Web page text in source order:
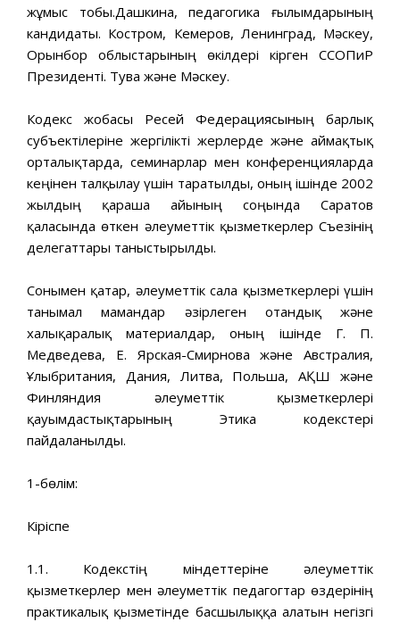
жұмыс тобы.Дашкина, педагогика ғылымдарының
кандидаты. Костром, Кемеров, Ленинград, Мәскеу,
Орынбор облыстарының өкілдері кірген ССОПиР
Президенті. Тува және Мәскеу.
Кодекс жобасы Ресей Федерациясының барлық
субъектілеріне жергілікті жерлерде және аймақтық
орталықтарда, семинарлар мен конференцияларда
кеңінен талқылау үшін таратылды, оның ішінде 2002
жылдың қараша айының соңында Саратов
қаласында өткен әлеуметтік қызметкерлер Съезінің
делегаттары таныстырылды.
Сонымен қатар, әлеуметтік сала қызметкерлері үшін
танымал мамандар әзірлеген отандық және
халықаралық материалдар, оның ішінде Г. П.
Медведева, Е. Ярская-Смирнова және Австралия,
Ұлыбритания, Дания, Литва, Польша, АҚШ және
Финляндия әлеуметтік қызметкерлері
қауымдастықтарының Этика кодекстері
пайдаланылды.
1-бөлім:
Кіріспе
1.1. Кодекстің міндеттеріне әлеуметтік
қызметкерлер мен әлеуметтік педагогтар өздерінің
практикалық қызметінде басшылыққа алатын негізгі